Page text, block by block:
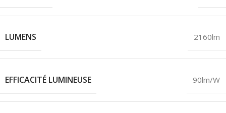
LUMENS 2160lm
EFFICACITÉ LUMINEUSE 90lm/W